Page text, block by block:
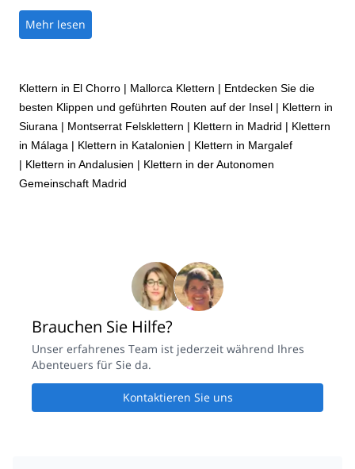
was in Spanish) Definitely the highlight of our honeymoon.
Mehr lesen
Klettern in El Chorro | Mallorca Klettern | Entdecken Sie die
besten Klippen und geführten Routen auf der Insel | Klettern in
Siurana | Montserrat Felsklettern | Klettern in Madrid | Klettern
in Málaga | Klettern in Katalonien | Klettern in Margalef
| Klettern in Andalusien | Klettern in der Autonomen
Gemeinschaft Madrid
Brauchen Sie Hilfe?
Unser erfahrenes Team ist jederzeit während Ihres
Abenteuers für Sie da.
Kontaktieren Sie uns